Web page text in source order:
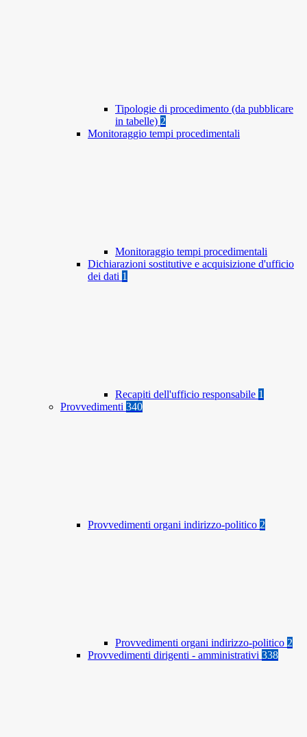
Tipologie di procedimento (da pubblicare
in tabelle) 2
Monitoraggio tempi procedimentali
Monitoraggio tempi procedimentali
Dichiarazioni sostitutive e acquisizione d'ufficio
dei dati 1
Recapiti dell'ufficio responsabile 1
Provvedimenti 340
Provvedimenti organi indirizzo-politico 2
Provvedimenti organi indirizzo-politico 2
Provvedimenti dirigenti - amministrativi 338